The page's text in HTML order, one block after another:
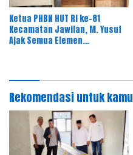
Ketua PHBN HUT RI ke-81
Kecamatan Jawilan, M. Yusuf
Ajak Semua Elemen
Rekomendasi untuk kamu